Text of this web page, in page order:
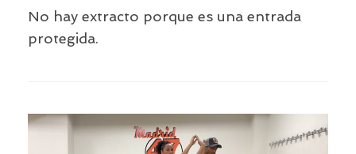
No hay extracto porque es una entrada
protegida.